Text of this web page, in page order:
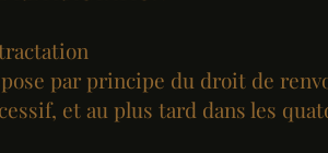
par principe du droit de
et au plus tard dans les